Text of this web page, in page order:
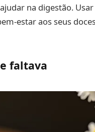
na digestão.
estar aos seus
faltava